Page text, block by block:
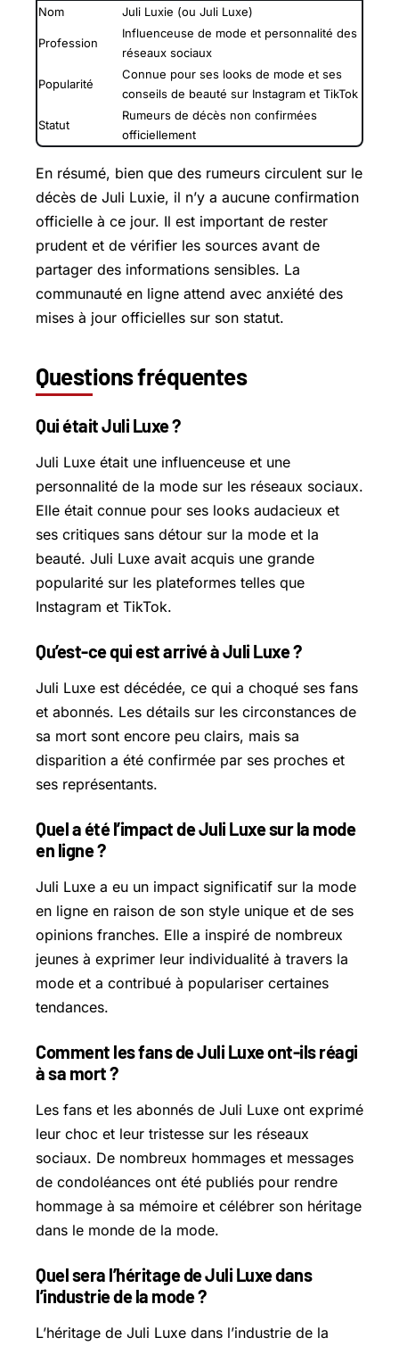
Nom Juli Luxie (ou Juli Luxe)
Profession
Influenceuse de mode et personnalité des
réseaux sociaux
Popularité
Connue pour ses looks de mode et ses
conseils de beauté sur Instagram et TikTok
Statut
Rumeurs de décès non confirmées
officiellement
En résumé, bien que des rumeurs circulent sur le
décès de Juli Luxie, il n’y a aucune confirmation
officielle à ce jour. Il est important de rester
prudent et de vérifier les sources avant de
partager des informations sensibles. La
communauté en ligne attend avec anxiété des
mises à jour officielles sur son statut.
Questions fréquentes
Qui était Juli Luxe ?
Juli Luxe était une influenceuse et une
personnalité de la mode sur les réseaux sociaux.
Elle était connue pour ses looks audacieux et
ses critiques sans détour sur la mode et la
beauté. Juli Luxe avait acquis une grande
popularité sur les plateformes telles que
Instagram et TikTok.
Qu’est-ce qui est arrivé à Juli Luxe ?
Juli Luxe est décédée, ce qui a choqué ses fans
et abonnés. Les détails sur les circonstances de
sa mort sont encore peu clairs, mais sa
disparition a été confirmée par ses proches et
ses représentants.
Quel a été l’impact de Juli Luxe sur la mode
en ligne ?
Juli Luxe a eu un impact significatif sur la mode
en ligne en raison de son style unique et de ses
opinions franches. Elle a inspiré de nombreux
jeunes à exprimer leur individualité à travers la
mode et a contribué à populariser certaines
tendances.
Comment les fans de Juli Luxe ont-ils réagi
à sa mort ?
Les fans et les abonnés de Juli Luxe ont exprimé
leur choc et leur tristesse sur les réseaux
sociaux. De nombreux hommages et messages
de condoléances ont été publiés pour rendre
hommage à sa mémoire et célébrer son héritage
dans le monde de la mode.
Quel sera l’héritage de Juli Luxe dans
l’industrie de la mode ?
L’héritage de Juli Luxe dans l’industrie de la